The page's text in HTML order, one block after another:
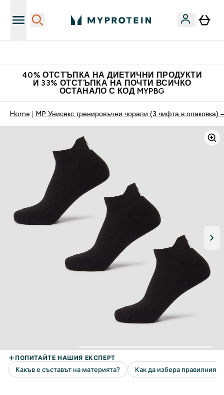
40% ОТСТЪПКА НА ДИЕТИЧНИ ПРОДУКТИ
И 33% ОТСТЪПКА НА ПОЧТИ ВСИЧКО
ОСТАНАЛО С КОД MYPBG
Home MP Унисекс тренировъчни чорапи (3 чифта в опаковка)